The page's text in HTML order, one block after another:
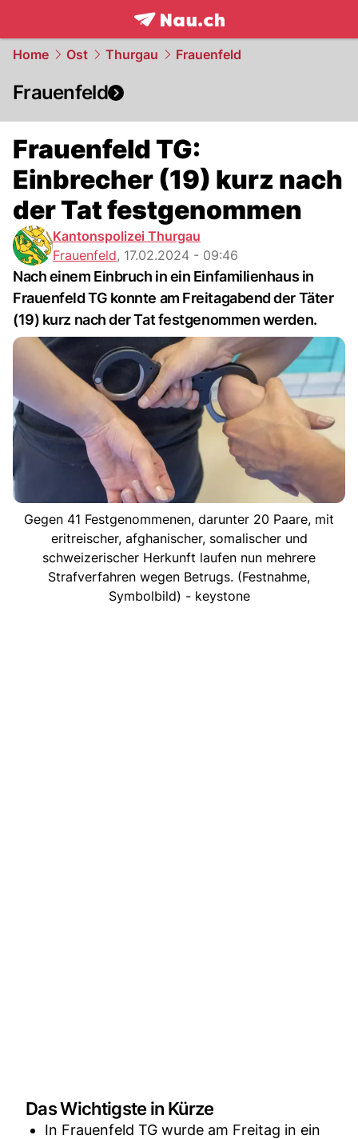
frontpage.NAU.ch
Home Ost Thurgau Frauenfeld
Frauenfeld
Frauenfeld TG:
Einbrecher (19) kurz nach
der Tat festgenommen
Kantonspolizei Thurgau
Frauenfeld, 17.02.2024 - 09:46
Nach einem Einbruch in ein Einfamilienhaus in
Frauenfeld TG konnte am Freitagabend der Täter
(19) kurz nach der Tat festgenommen werden.
Gegen 41 Festgenommenen, darunter 20 Paare, mit
eritreischer, afghanischer, somalischer und
schweizerischer Herkunft laufen nun mehrere
Strafverfahren wegen Betrugs. (Festnahme,
Symbolbild) - keystone
Das Wichtigste in Kürze
In Frauenfeld TG wurde am Freitag in ein